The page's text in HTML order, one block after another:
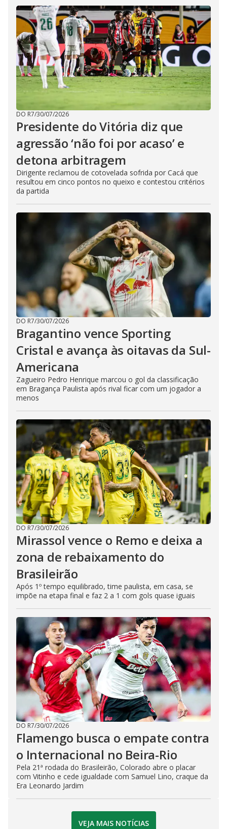
DO R7/30/07/2026
Presidente do Vitória diz que
agressão ‘não foi por acaso’ e
detona arbitragem
Dirigente reclamou de cotovelada sofrida por Cacá que
resultou em cinco pontos no queixo e contestou critérios
da partida
DO R7/30/07/2026
Bragantino vence Sporting
Cristal e avança às oitavas da Sul-
Americana
Zagueiro Pedro Henrique marcou o gol da classificação
em Bragança Paulista após rival ficar com um jogador a
menos
DO R7/30/07/2026
Mirassol vence o Remo e deixa a
zona de rebaixamento do
Brasileirão
Após 1º tempo equilibrado, time paulista, em casa, se
impõe na etapa final e faz 2 a 1 com gols quase iguais
DO R7/30/07/2026
Flamengo busca o empate contra
o Internacional no Beira-Rio
Pela 21ª rodada do Brasileirão, Colorado abre o placar
com Vitinho e cede igualdade com Samuel Lino, craque da
Era Leonardo Jardim
VEJA MAIS NOTÍCIAS